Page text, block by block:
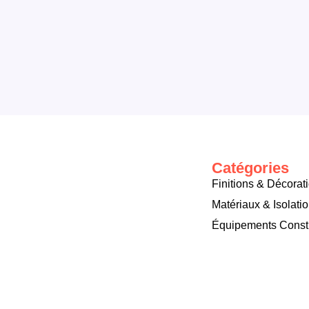
Catégories
Finitions &
Matériaux &
Équipements